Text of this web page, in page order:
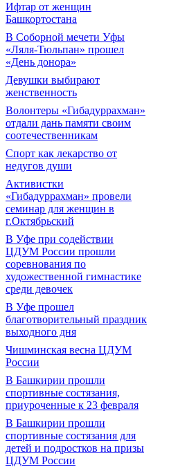
Ифтар от женщин
Башкортостана
В Соборной мечети Уфы
«Ляля-Тюльпан» прошел
«День донора»
Девушки выбирают
женственность
Волонтеры «Гибадуррахман»
отдали дань памяти своим
соотечественникам
Спорт как лекарство от
недугов души
Активистки
«Гибадуррахман» провели
семинар для женщин в
г.Октябрьский
В Уфе при содействии
ЦДУМ России прошли
соревнования по
художественной гимнастике
среди девочек
В Уфе прошел
благотворительный праздник
выходного дня
Чишминская весна ЦДУМ
России
В Башкирии прошли
спортивные состязания,
приуроченные к 23 февраля
В Башкирии прошли
спортивные состязания для
детей и подростков на призы
ЦДУМ России